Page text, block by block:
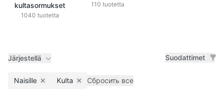
kultasormukset
1040 tuotetta
110 tuotetta
Järjestellä Suodattimet
Naisille Remove filter
Kulta Remove filter
Сбросить все